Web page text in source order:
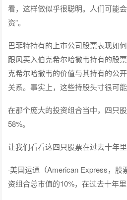
看，这样做似乎很聪明。人们可能
资”。
巴菲特持有的上市公司股票表现如何
跟风买入伯克希尔哈撒韦持有的股
克希尔哈撒韦的价值与其持有的公
关系。事实上，这些持股头寸很可
在那个庞大的投资组合当中，四只
58%。
让我们看看这四只股票在过去十年里
·美国运通（American Express，
资组合总市值的10%，在过去十年